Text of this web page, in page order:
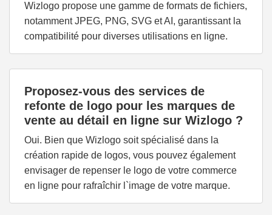
Wizlogo propose une gamme de formats de fichiers,
notamment JPEG, PNG, SVG et AI, garantissant la
compatibilité pour diverses utilisations en ligne.
Proposez-vous des services de
refonte de logo pour les marques de
vente au détail en ligne sur Wizlogo ?
Oui. Bien que Wizlogo soit spécialisé dans la
création rapide de logos, vous pouvez également
envisager de repenser le logo de votre commerce
en ligne pour rafraîchir l`image de votre marque.